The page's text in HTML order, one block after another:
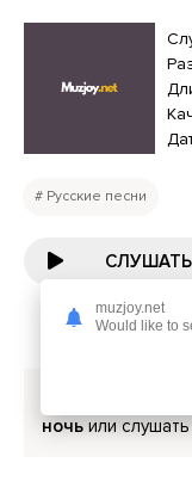
Русские песни
СЛУШАТЬ
ночьили
muzjoy.net
Would like to